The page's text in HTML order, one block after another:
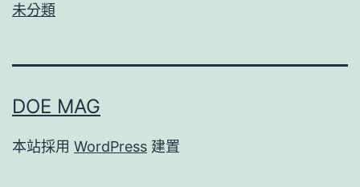
未分類
DOE MAG
本站採用 WordPress 建置